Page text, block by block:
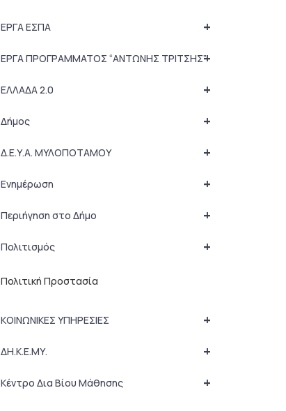
+
ΕΡΓΑ ΕΣΠΑ
+
ΕΡΓΑ ΠΡΟΓΡΑΜΜΑΤΟΣ “ΑΝΤΩΝΗΣ ΤΡΙΤΣΗΣ”
+
ΕΛΛΑΔΑ 2.0
+
Δήμος
+
Δ.Ε.Υ.Α. ΜΥΛΟΠΟΤΑΜΟΥ
+
Ενημέρωση
+
Περιήγηση στο Δήμο
+
Πολιτισμός
Πολιτική Προστασία
+
ΚΟΙΝΩΝΙΚΕΣ ΥΠΗΡΕΣΙΕΣ
+
ΔΗ.Κ.Ε.ΜΥ.
+
Κέντρο Δια Βίου Μάθησης